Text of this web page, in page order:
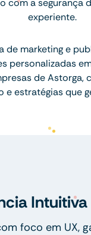
com a segurança
experiente.
de marketing e
personalizadas
de Astorga,
e estratégias que
Intuitiva
foco em UX,